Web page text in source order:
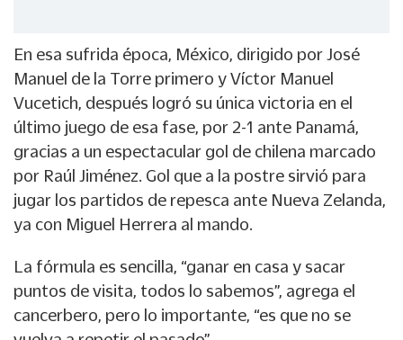
En esa sufrida época, México, dirigido por José
Manuel de la Torre primero y Víctor Manuel
Vucetich, después logró su única victoria en el
último juego de esa fase, por 2-1 ante Panamá,
gracias a un espectacular gol de chilena marcado
por Raúl Jiménez. Gol que a la postre sirvió para
jugar los partidos de repesca ante Nueva Zelanda,
ya con Miguel Herrera al mando.
La fórmula es sencilla, “ganar en casa y sacar
puntos de visita, todos lo sabemos”, agrega el
cancerbero, pero lo importante, “es que no se